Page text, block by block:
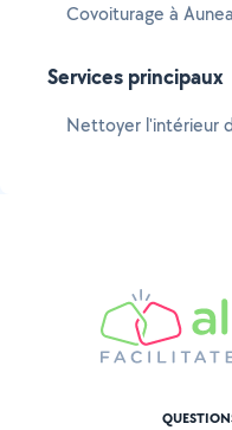
Covoiturage à
Services principaux
Nettoyer l'intérieur